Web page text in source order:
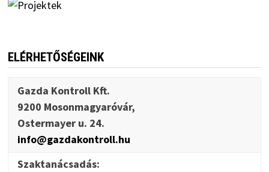
ELÉRHETŐSÉGEINK
Gazda Kontroll Kft.
9200 Mosonmagyaróvár,
Ostermayer u. 24.
info@gazdakontroll.hu
Szaktanácsadás: